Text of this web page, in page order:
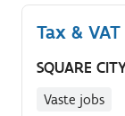
combineert
het beheer en
Tax &
SQUARE
Vaste jobs